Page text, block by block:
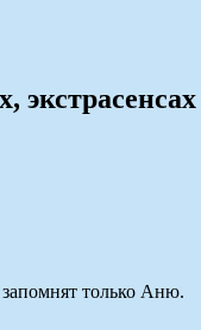
только Аню.